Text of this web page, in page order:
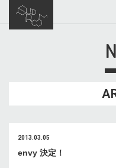
2013.03.05
envy 決定！